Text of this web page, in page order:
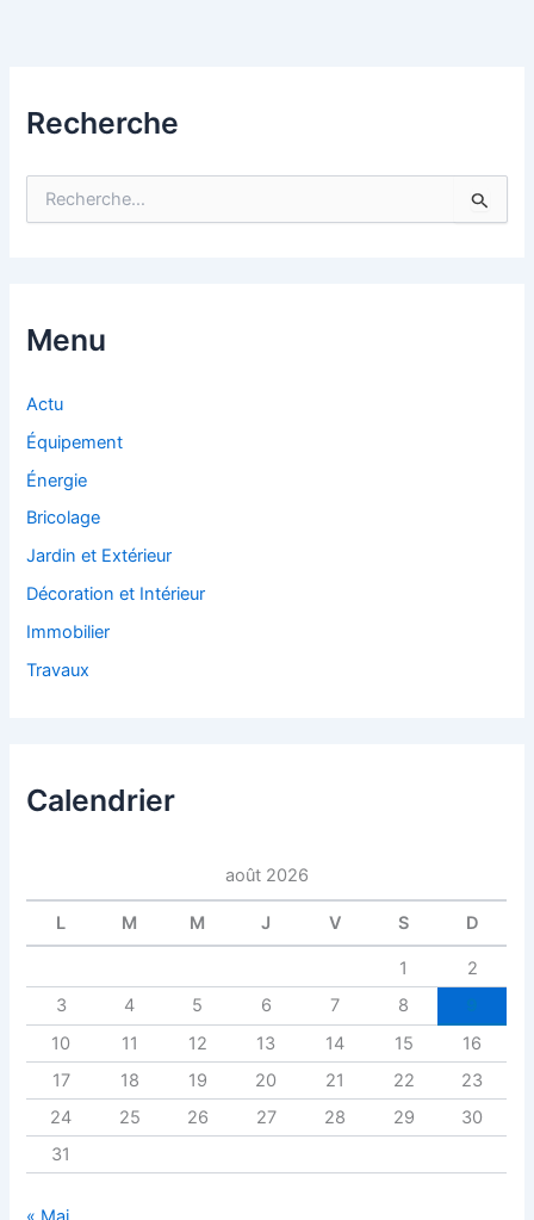
Recherche
c
h
r
:
Menu
Actu
Équipement
Énergie
Bricolage
Jardin et Extérieur
Décoration et Intérieur
Immobilier
Travaux
Calendrier
août 2026
L M M J V S D
1
2
3
4 5 6 7 8
10
11 12 13 14 15
16
17
18 19 20 21 22
23
24
25 26 27 28 29
30
31